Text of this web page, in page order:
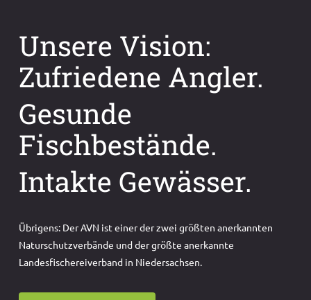
Unsere Vision:
Zufriedene Angler.
Gesunde
Fischbestände.
Intakte Gewässer.
Übrigens: Der AVN ist einer der zwei größten anerkannten
Naturschutzverbände und der größte anerkannte
Landesfischereiverband in Niedersachsen.